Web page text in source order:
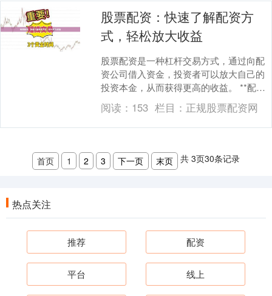
股票配资：快速了解配资方
式，轻松放大收益
股票配资是一种杠杆交易方式，通过向配
资公司借入资金，投资者可以放大自己的
投资本金，从而获得更高的收益。 **配资
方式** 配资公司通常提供两种配资方式：
* *....
阅读： 153 栏目： 正规股票配资网
首页 1 2 3 下一页 末页 共 3页30条记录
热点关注
推荐 配资
平台 线上